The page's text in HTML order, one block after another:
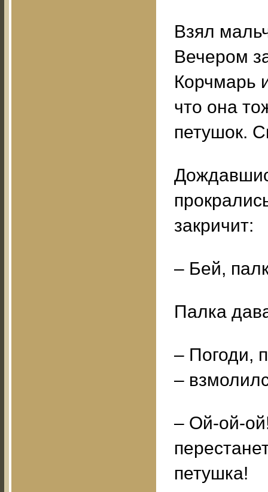
Взял
Вечером
Корчмарь
что она
петушок.
закричит:
– Бей,
Палка
– Погоди,
–
– Ой-ой-
петушка!